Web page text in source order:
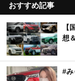
おすすめ記事
【
想
#み